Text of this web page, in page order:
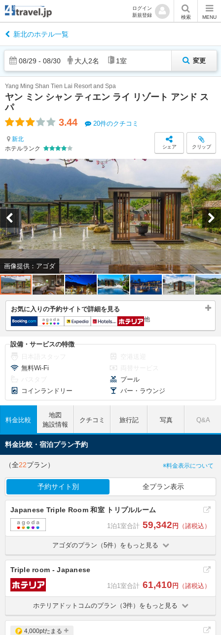
ログイン
新規登録
検索 MENU
新北のホテル一覧
08/29 - 08/30 大人 2名 1室 変更
ヤン ミン シャン ティエン ライ リゾート アンド ス
パ
Yang Ming Shan Tien Lai Resort and Spa
3.44 20件のクチコミ
新北
ホテルランク
シェア クリップ
画像提供：アゴダ
お気に入りの予約サイトで詳細を見る
他
設備・サービスの特徴
無料Wi-Fi
プール
コインランドリー
バー・ラウンジ
料金比較
地図
施設情報
クチコミ 旅行記 写真 Q&A
料金比較・宿泊プラン予約
（全22プラン） ※料金表示について
予約サイト別 全プラン表示
Japanese Triple Room 和室 トリプルルーム
1泊1室合計 59,342円 （諸税込）
アゴダのプラン（5件）をもっと見る
Triple room - Japanese
1泊1室合計 61,410 円 （諸税込）
ホテリアドットコムのプラン（3件）をもっと見る
4,000ptたまる